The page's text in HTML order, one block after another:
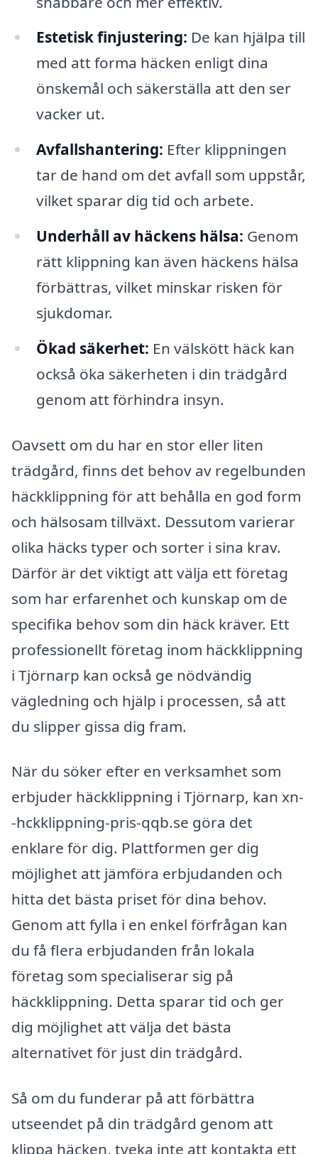
Estetisk finjustering: De kan hjälpa till
med att forma häcken enligt dina
önskemål och säkerställa att den ser
vacker ut.
Avfallshantering: Efter klippningen
tar de hand om det avfall som uppstår,
vilket sparar dig tid och arbete.
Underhåll av häckens hälsa: Genom
rätt klippning kan även häckens hälsa
förbättras, vilket minskar risken för
sjukdomar.
Ökad säkerhet: En välskött häck kan
också öka säkerheten i din trädgård
genom att förhindra insyn.
Oavsett om du har en stor eller liten
trädgård, finns det behov av regelbunden
häckklippning för att behålla en god form
och hälsosam tillväxt. Dessutom varierar
olika häcks typer och sorter i sina krav.
Därför är det viktigt att välja ett företag
som har erfarenhet och kunskap om de
specifika behov som din häck kräver. Ett
professionellt företag inom häckklippning
i Tjörnarp kan också ge nödvändig
vägledning och hjälp i processen, så att
du slipper gissa dig fram.
När du söker efter en verksamhet som
erbjuder häckklippning i Tjörnarp, kan xn-
-hckklippning-pris-qqb.se göra det
enklare för dig. Plattformen ger dig
möjlighet att jämföra erbjudanden och
hitta det bästa priset för dina behov.
Genom att fylla i en enkel förfrågan kan
du få flera erbjudanden från lokala
företag som specialiserar sig på
häckklippning. Detta sparar tid och ger
dig möjlighet att välja det bästa
alternativet för just din trädgård.
Så om du funderar på att förbättra
utseendet på din trädgård genom att
klippa häcken, tveka inte att kontakta ett